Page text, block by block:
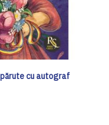
cu autograf